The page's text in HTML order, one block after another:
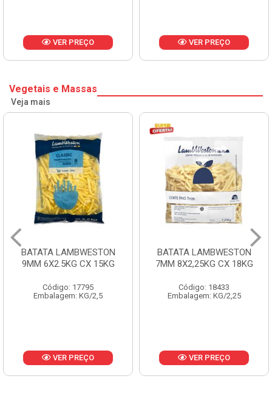
VER PREÇO VER PREÇO
Vegetais e Massas
Veja mais
BATATA LAMBWESTON
9MM 6X2.5KG CX 15KG
Código: 17795
Embalagem: KG/2,5
VER PREÇO
BATATA LAMBWESTON
7MM 8X2,25KG CX 18KG
Código: 18433
Embalagem: KG/2,25
VER PREÇO